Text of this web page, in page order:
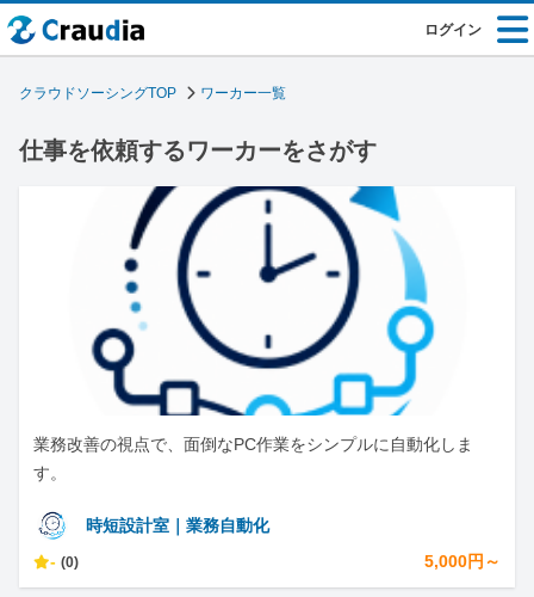
ログイン
クラウドソーシングTOP ワーカー一覧
仕事を依頼するワーカーをさがす
業務改善の視点で、面倒なPC作業をシンプルに自動化しま
す。
時短設計室｜業務自動化
- (0) 5,000円～